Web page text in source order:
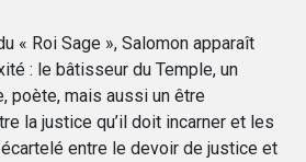
« Roi Sage », Salomon apparaît
: le bâtisseur du Temple, un
poète, mais aussi un être
la justice qu’il doit incarner et les
entre le devoir de justice et